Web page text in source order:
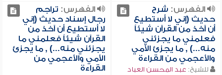
الفهرس: شرح
حديث (إني لا أستطيع
أن آخذ من القرآن شيئاً
فعلمني ما يجزئني
منه...) , ما يجزئ الأمي
والأعجمي من القراءة
للشيخ: عبد المحسن العباد
الفهرس: تراجم
رجال إسناد حديث (إني
لا أستطيع أن آخذ من
القرآن شيئاً فعلمني ما
يجزئني منه...) , ما يجزئ
الأمي والأعجمي من
القراءة